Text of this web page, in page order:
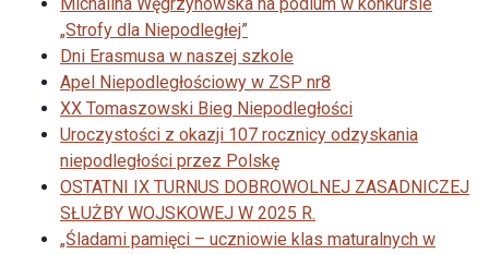
Michalina Węgrzynowska na podium w konkursie
„Strofy dla Niepodległej”
Dni Erasmusa w naszej szkole
Apel Niepodległościowy w ZSP nr8
XX Tomaszowski Bieg Niepodległości
Uroczystości z okazji 107 rocznicy odzyskania
niepodległości przez Polskę
OSTATNI IX TURNUS DOBROWOLNEJ ZASADNICZEJ
SŁUŻBY WOJSKOWEJ W 2025 R.
„Śladami pamięci – uczniowie klas maturalnych w